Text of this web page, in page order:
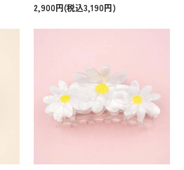
2,900円(税込3,190円)